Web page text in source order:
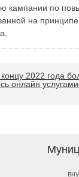
кампании по
на
2022 года
онлайн услугами